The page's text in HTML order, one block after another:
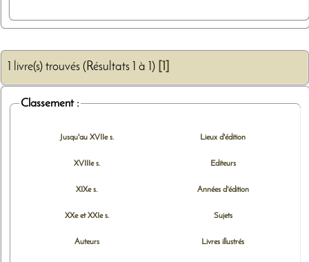
1 livre(s) trouvés (Résultats 1 à 1)
Classement :
Jusqu'au XVIIe s.
XVIIIe s.
XIXe s.
XXe et XXIe s.
Auteurs
Lieux d'édition
Editeurs
Années d'édition
Sujets
Livres illustrés